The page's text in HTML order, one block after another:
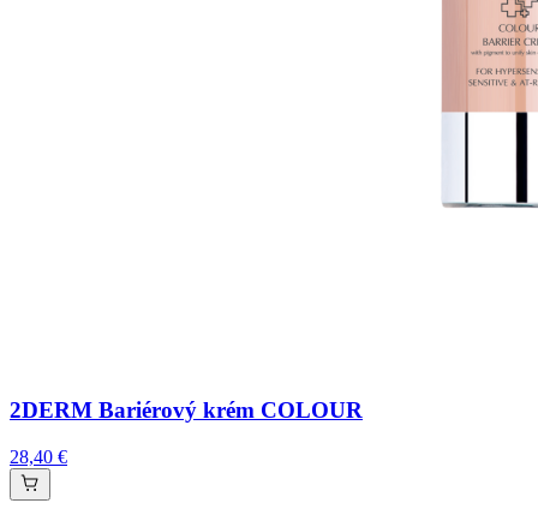
2DERM Bariérový krém COLOUR
28,40 €